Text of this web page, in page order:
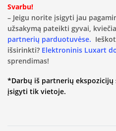
Svarbu!
– Jeigu norite įsigyti jau
užsakymą pateikti gyvai,
partnerių parduotuvėse.
išsirinkti? Elektroninis Luxart
sprendimas!
*Darbų iš partnerių ekspozicijų
įsigyti tik vietoje.